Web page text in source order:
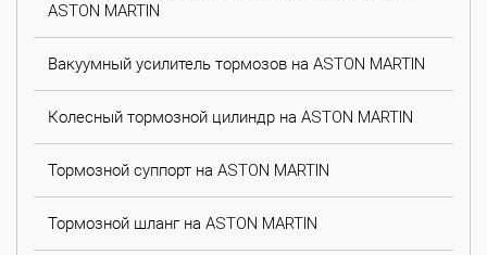
ASTON MARTIN
Вакуумный усилитель тормозов на ASTON MARTIN
Колесный тормозной цилиндр на ASTON MARTIN
Тормозной суппорт на ASTON MARTIN
Тормозной шланг на ASTON MARTIN